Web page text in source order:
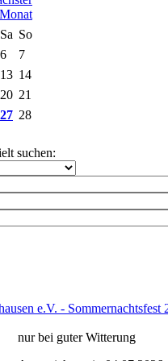
Sa So
6
7
13 14
20 21
27 28
suchen:
e.V. - Sommernachtsfest
nur bei guter Witterung